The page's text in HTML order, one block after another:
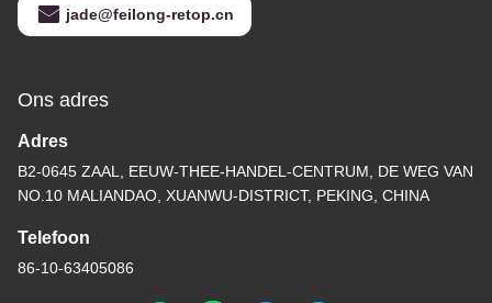
jade@feilong-retop.cn
Ons adres
Adres
B2-0645 ZAAL, EEUW-THEE-HANDEL-CENTRUM, DE WEG VAN
NO.10 MALIANDAO, XUANWU-DISTRICT, PEKING, CHINA
Telefoon
86-10-63405086